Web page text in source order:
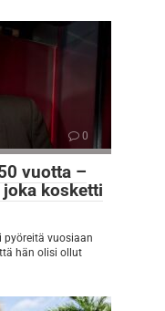
0
vuotta –
kosketti
pyöreitä vuosiaan
hän olisi ollut